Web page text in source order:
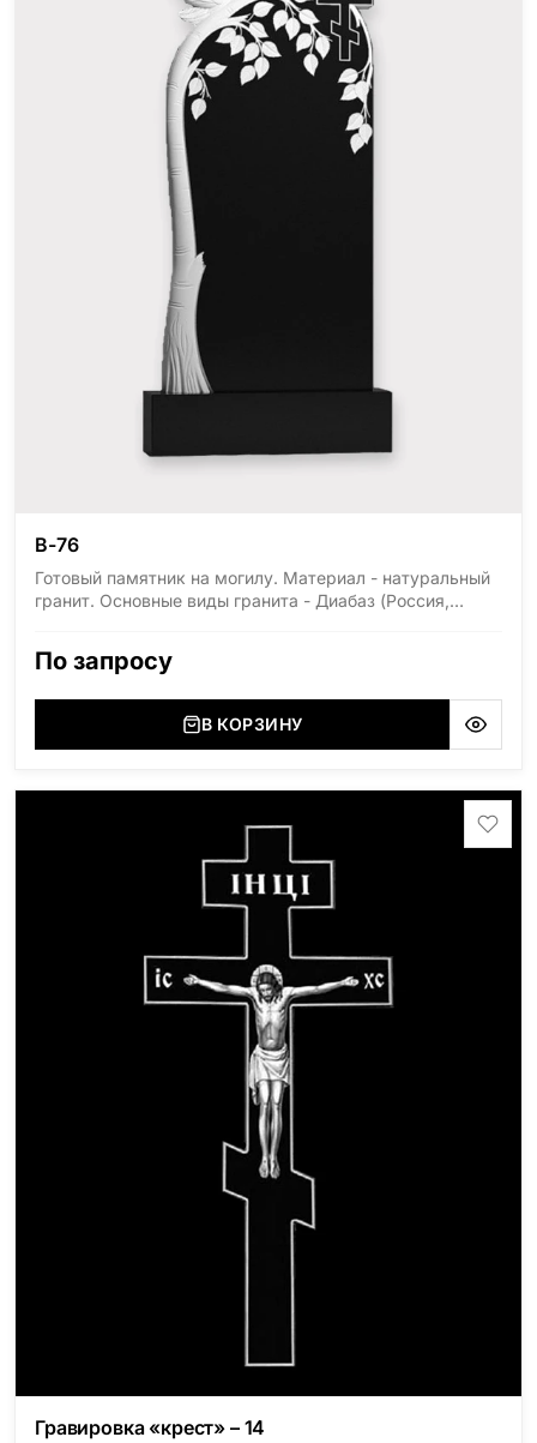
В-76
Готовый памятник на могилу. Материал - натуральный
гранит. Основные виды гранита - Диабаз (Россия,
(Украина, Житомерская область), Лабродарит
(Украина, Житомерская область), Сюксюансаари
(Россия, Карелия), Амфиболит (Россия, Мурманская
минимальные стандартные размеры: Стела: 80x40x5
По запросу
В КОРЗИНУ
Гравировка «крест» – 14